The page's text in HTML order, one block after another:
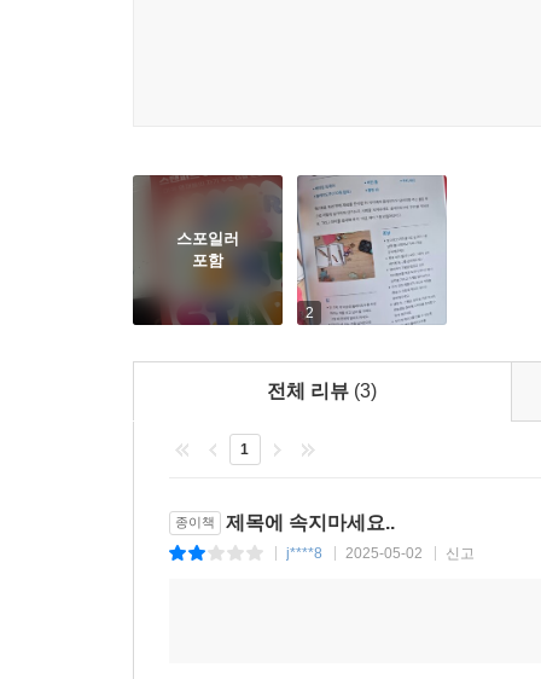
스포일러
포함
2
전체 리뷰 (3)
1
종이책 제목에 속지마세요..
j****8 2025-05-02 신고